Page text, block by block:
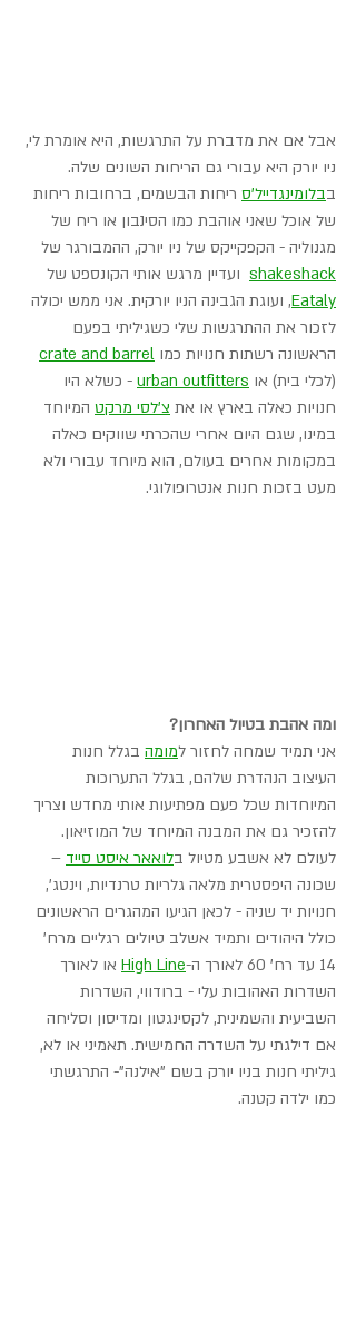
אבל אם את מדברת על התרגשות, היא אומרת לי,
ניו יורק היא עבורי גם הריחות השונים שלה.
בבלומינגדייל'ס ריחות הבשמים, ברחובות ריחות
של אוכל שאני אוהבת כמו הסינבון או ריח של
מגנוליה - הקפקייקס של ניו יורק, ההמבורגר של
shakeshack ועדיין מרגש אותי הקונספט של
Eataly, ועוגת הגבינה הניו יורקית. אני ממש יכולה
לזכור את ההתרגשות שלי כשגיליתי בפעם
הראשונה רשתות חנויות כמו crate and barrel
(לכלי בית) או urban outfitters - כשלא היו
חנויות כאלה בארץ או את צ'לסי מרקט המיוחד
במינו, שגם היום אחרי שהכרתי שווקים כאלה
במקומות אחרים בעולם, הוא מיוחד עבורי ולא
מעט בזכות חנות אנטרופולוגי.
ומה אהבת בטיול האחרון?
אני תמיד שמחה לחזור למומה בגלל חנות
העיצוב הנהדרת שלהם, בגלל התערוכות
המיוחדות שכל פעם מפתיעות אותי מחדש וצריך
להזכיר גם את המבנה המיוחד של המוזיאון.
לעולם לא אשבע מטיול בלואאר איסט סייד –
שכונה היפסטרית מלאה גלריות טרנדיות, וינטג',
חנויות יד שניה - לכאן הגיעו המהגרים הראשונים
כולל היהודים ותמיד אשלב טיולים רגליים מרח'
14 עד רח' 60 לאורך ה-
High Line או לאורך
השדרות האהובות עלי - ברודווי, השדרות
השביעית והשמינית, לקסינגטון ומדיסון וסליחה
אם דילגתי על השדרה החמישית. תאמיני או לא,
גיליתי חנות בניו יורק בשם "אילנה"- התרגשתי
כמו ילדה קטנה.